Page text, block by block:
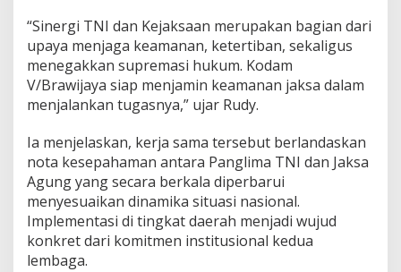
i
u
r
“Sinergi TNI dan Kejaksaan merupakan bagian dari
upaya menjaga keamanan, ketertiban, sekaligus
menegakkan supremasi hukum. Kodam
V/Brawijaya siap menjamin keamanan jaksa dalam
menjalankan tugasnya,” ujar Rudy.
Ia menjelaskan, kerja sama tersebut berlandaskan
nota kesepahaman antara Panglima TNI dan Jaksa
Agung yang secara berkala diperbarui
menyesuaikan dinamika situasi nasional.
Implementasi di tingkat daerah menjadi wujud
konkret dari komitmen institusional kedua
lembaga.